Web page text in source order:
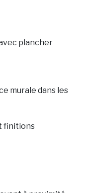
plancher
murale dans les
finitions